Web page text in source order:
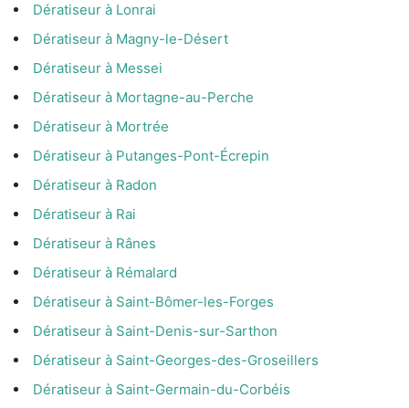
Dératiseur à Lonrai
Dératiseur à Magny-le-Désert
Dératiseur à Messei
Dératiseur à Mortagne-au-Perche
Dératiseur à Mortrée
Dératiseur à Putanges-Pont-Écrepin
Dératiseur à Radon
Dératiseur à Rai
Dératiseur à Rânes
Dératiseur à Rémalard
Dératiseur à Saint-Bômer-les-Forges
Dératiseur à Saint-Denis-sur-Sarthon
Dératiseur à Saint-Georges-des-Groseillers
Dératiseur à Saint-Germain-du-Corbéis